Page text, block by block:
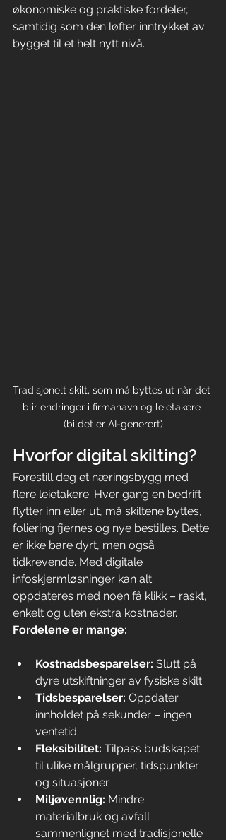
økonomiske og praktiske fordeler,
samtidig som den løfter inntrykket av
bygget til et helt nytt nivå.
Tradisjonelt skilt, som må byttes ut når det
blir endringer i firmanavn og leietakere
(bildet er AI-generert)
Hvorfor digital skilting?
Forestill deg et næringsbygg med
flere leietakere. Hver gang en bedrift
flytter inn eller ut, må skiltene byttes,
foliering fjernes og nye bestilles. Dette
er ikke bare dyrt, men også
tidkrevende. Med digitale
infoskjermløsninger kan alt
oppdateres med noen få klikk – raskt,
enkelt og uten ekstra kostnader.
Fordelene er mange:
Kostnadsbesparelser: Slutt på
dyre utskiftninger av fysiske skilt.
Tidsbesparelser: Oppdater
innholdet på sekunder – ingen
ventetid.
Fleksibilitet: Tilpass budskapet
til ulike målgrupper, tidspunkter
og situasjoner.
Miljøvennlig: Mindre
materialbruk og avfall
sammenlignet med tradisjonelle